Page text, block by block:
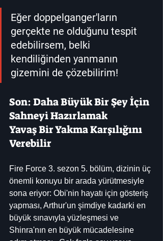
Eğer doppelganger'ların
gerçekte ne olduğunu tespit
edebilirsem, belki
kendiliğinden yanmanın
gizemini de çözebilirim!
Son: Daha Büyük Bir Şey İçin
Sahneyi Hazırlamak
Yavaş Bir Yakma Karşılığını
Verebilir
Fire Force 3. sezon 5. bölüm, dizinin üç
önemli konuyu bir arada yürütmesiyle
sona eriyor: Obi'nin hayatı için gösteriş
yapması, Arthur'un şimdiye kadarki en
büyük sınavıyla yüzleşmesi ve
Shinra'nın en büyük mücadelesine